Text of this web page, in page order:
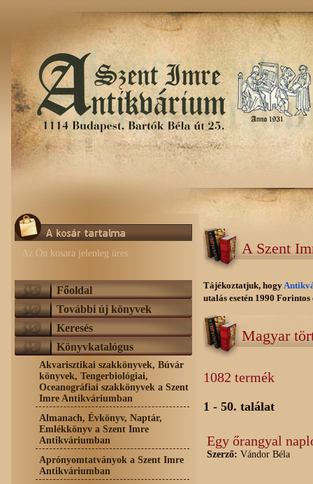
Az Ön kosara jelenleg üres.
Főoldal
További új könyvek
Keresés
Könyvkatalógus
Akvarisztikai szakkönyvek, Búvár
könyvek, Tengerbiológiai,
Oceanográfiai szakkönyvek a Szent
Imre Antikváriumban
Almanach, Évkönyv, Naptár,
Emlékkönyv a Szent Imre
Antikváriumban
Aprónyomtatványok a Szent Imre
Antikváriumban
A Szent
Tájékoztatjuk, hogy
utalás esetén 1990
Magyar
1082 termék
1 - 50. találat
Egy őrangyal
Szerző: Vándor Béla